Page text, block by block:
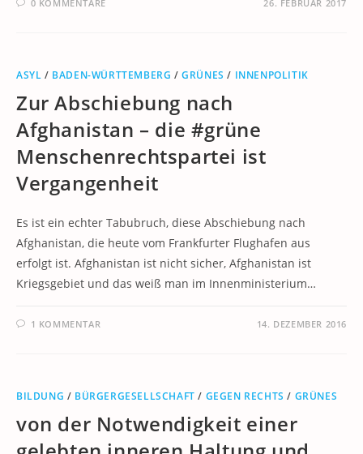
0 KOMMENTARE 26. FEBRUAR 2017
ASYL / BADEN-WÜRTTEMBERG /GRÜNES / INNENPOLITIK
Zur Abschiebung nach
Afghanistan – die #grüne
Menschenrechtspartei ist
Vergangenheit
Es ist ein echter Tabubruch, diese Abschiebung nach
Afghanistan, die heute vom Frankfurter Flughafen aus
erfolgt ist. Afghanistan ist nicht sicher, Afghanistan ist
Kriegsgebiet und das weiß man im Innenministerium…
1 KOMMENTAR 14. DEZEMBER 2016
BILDUNG / BÜRGERGESELLSCHAFT / GEGEN RECHTS / GRÜNES
von der Notwendigkeit einer